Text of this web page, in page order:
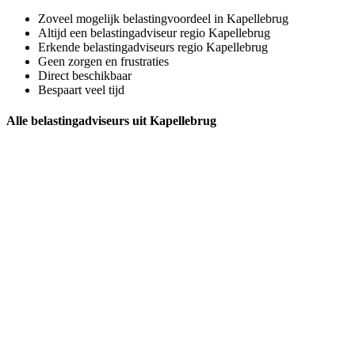
Zoveel mogelijk belastingvoordeel in Kapellebrug
Altijd een belastingadviseur regio Kapellebrug
Erkende belastingadviseurs regio Kapellebrug
Geen zorgen en frustraties
Direct beschikbaar
Bespaart veel tijd
Alle belastingadviseurs uit Kapellebrug